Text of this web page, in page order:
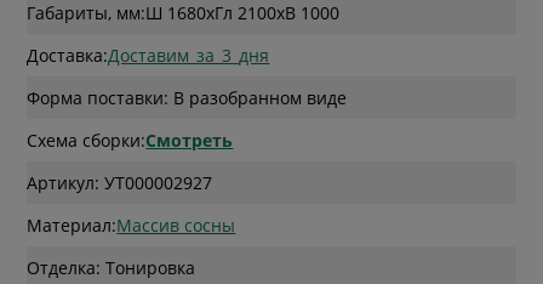
Габариты, мм:Ш 1680xГл 2100xВ 1000
Доставка:Доставим_за_3_дня
Форма поставки: В разобранном виде
Схема сборки:Смотреть
Артикул: УТ000002927
Материал:Массив сосны
Отделка: Тонировка